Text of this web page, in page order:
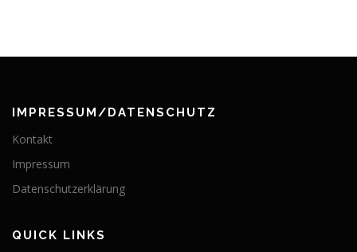
IMPRESSUM/DATENSCHUTZ
Kontakt
Impressum
Datenschutzerklärung
QUICK LINKS